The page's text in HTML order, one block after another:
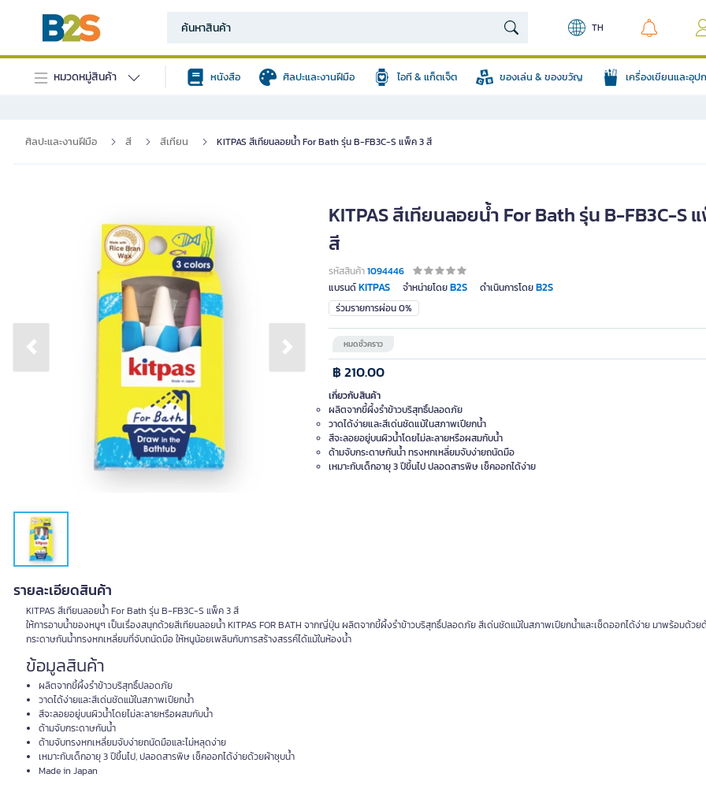
TH
หมวดหมู่สินค้า หนังสือ ศิลปะและงานฝีมือ ไอที & แก็ตเจ็ต ของเล่น & ของขวัญ เครื่องเขียนและอุ
ศิลปะและงานฝีมือ สี สีเทียน KITPAS สีเทียนลอยน้ำ For Bath รุ่น B-FB3C-S แพ็ค 3 สี
Previous slide Next slide
KITPAS สีเทียนลอยน้ำ For Bath รุ่น B-FB3C-S
สี
รหัสสินค้า1094446
แบรนด์KITPAS จำหน่ายโดยB2S ดำเนินการโดยB2S
ร่วมรายการผ่อน 0%
หมดชั่วคราว
฿ 210.00
เกี่ยวกับสินค้า
ผลิตจากขี้ผึ้งรำข้าวบริสุทธิ์ปลอดภัย
วาดได้ง่ายและสีเด่นชัดแม้ในสภาพเปียกน้ำ
สีจะลอยอยู่บนผิวน้ำโดยไม่ละลายหรือผสมกับน้ำ
ด้ามจับกระดาษกันน้ำ ทรงหกเหลี่ยมจับง่ายถนัดมือ
เหมาะกับเด็กอายุ 3 ปีขึ้นไป ปลอดสารพิษ เช็คออกได้ง่าย
รายละเอียดสินค้า
KITPAS สีเทียนลอยน้ำ For Bath รุ่น B-FB3C-S แพ็ค 3 สี
ให้การอาบน้ำของหนูๆ เป็นเรื่องสนุกด้วยสีเทียนลอยน้ำ KITPAS FOR BATH จากญี่ปุ่น ผลิตจากขี้ผึ้งรำข้าวบริสุทธิ์ปลอดภัย สีเด่นชัดแม้ในสภาพเปียกน้ำและเช็ดออกได้ง่าย มาพร้อมด้วย
กระดาษกันน้ำทรงหกเหลี่ยมที่จับถนัดมือ ให้หนูน้อยเพลินกับการสร้างสรรค์ได้แม้ในห้องน้ำ
ข้อมูลสินค้า
ผลิตจากขี้ผึ้งรำข้าวบริสุทธิ์ปลอดภัย
วาดได้ง่ายและสีเด่นชัดแม้ในสภาพเปียกน้ำ
สีจะลอยอยู่บนผิวน้ำโดยไม่ละลายหรือผสมกับน้ำ
ด้ามจับกระดาษกันน้ำ
ด้ามจับทรงหกเหลี่ยมจับง่ายถนัดมือและไม่หลุดง่าย
เหมาะกับเด็กอายุ 3 ปีขึ้นไป, ปลอดสารพิษ เช็คออกได้ง่ายด้วยผ้าชุบน้ำ
Made in Japan